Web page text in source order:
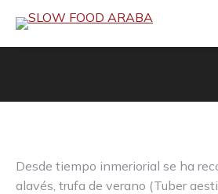
Desde tiempo inmeriorial se ha
alavés, trufa de verano (Tuber